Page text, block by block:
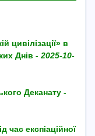
цивілізації» в
Днів - 2025-10-
Деканату -
час експіаційної